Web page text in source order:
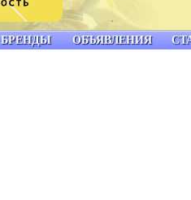
БРЕНДЫ ОБЪЯВЛЕНИЯ